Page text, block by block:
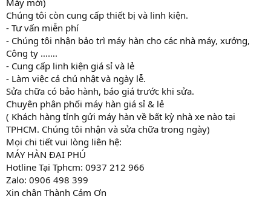
Chúng tôi còn cung cấp thiết bị và linh kiện.
- Tư vấn miễn phí
- Chúng tôi nhận bảo trì máy hàn cho các nhà máy, xưởng,
Công ty …….
- Cung cấp linh kiện giá sỉ và lẻ
- Làm việc cả chủ nhật và ngày lễ.
Sửa chữa có bảo hành, báo giá trước khi sửa.
Chuyên phân phối máy hàn giá sỉ & lẻ
( Khách hàng tỉnh gửi máy hàn về bất kỳ nhà xe nào tại
TPHCM. Chúng tôi nhận và sửa chữa trong ngày)
Mọi chi tiết vui lòng liên hệ:
MÁY HÀN ĐẠI PHÚ
Hotline Tại Tphcm: 0937 212 966
Zalo: 0906 498 399
Xin chân Thành Cảm Ơn